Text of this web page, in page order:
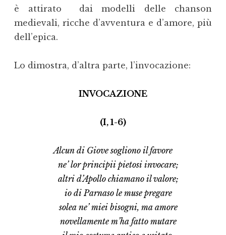
è attirato dai modelli delle chanson
medievali, ricche d’avventura e d’amore, più
dell’epica.
Lo dimostra, d’altra parte, l’invocazione:
INVOCAZIONE
(I, 1-6)
Alcun di Giove sogliono il favore
ne’ lor principii pietosi invocare;
altri d’Apollo chiamano il valore;
io di Parnaso le muse pregare
solea ne’ miei bisogni, ma amore
novellamente m’ha fatto mutare